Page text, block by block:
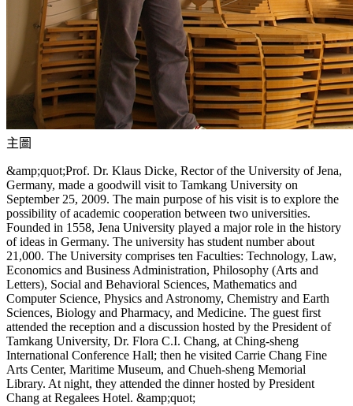
主圖
&amp;quot;Prof. Dr. Klaus Dicke, Rector of the University of Jena,
Germany, made a goodwill visit to Tamkang University on
September 25, 2009. The main purpose of his visit is to explore the
possibility of academic cooperation between two universities.
Founded in 1558, Jena University played a major role in the history
of ideas in Germany. The university has student number about
21,000. The University comprises ten Faculties: Technology, Law,
Economics and Business Administration, Philosophy (Arts and
Letters), Social and Behavioral Sciences, Mathematics and
Computer Science, Physics and Astronomy, Chemistry and Earth
Sciences, Biology and Pharmacy, and Medicine. The guest first
attended the reception and a discussion hosted by the President of
Tamkang University, Dr. Flora C.I. Chang, at Ching-sheng
International Conference Hall; then he visited Carrie Chang Fine
Arts Center, Maritime Museum, and Chueh-sheng Memorial
Library. At night, they attended the dinner hosted by President
Chang at Regalees Hotel. &amp;quot;